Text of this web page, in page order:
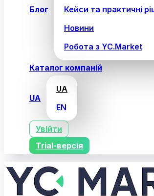
Блог
Кейси та практичні
Новини
Робота з YC.Market
Каталог компаній
UA
UA
EN
Увійти
Trial-версія